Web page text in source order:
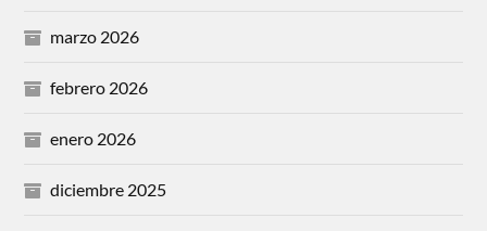
marzo 2026
febrero 2026
enero 2026
diciembre 2025